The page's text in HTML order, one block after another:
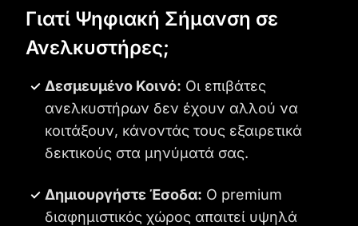
Γιατί Ψηφιακή Σήμανση σε
Ανελκυστήρες;
Δεσμευμένο Κοινό: Οι επιβάτες
ανελκυστήρων δεν έχουν αλλού να
κοιτάξουν, κάνοντάς τους εξαιρετικά
δεκτικούς στα μηνύματά σας.
Δημιουργήστε Έσοδα: Ο premium
διαφημιστικός χώρος απαιτεί υψηλά